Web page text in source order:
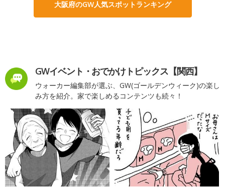
大阪府のGW人気スポットランキング
GWイベント・おでかけトピックス【関西】
ウォーカー編集部が選ぶ、GW(ゴールデンウィーク)の楽し
み方を紹介。家で楽しめるコンテンツも続々！